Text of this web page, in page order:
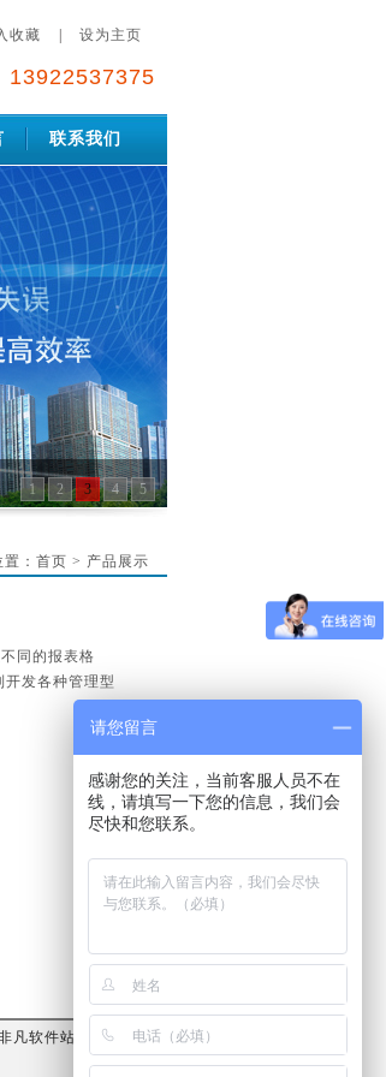
收藏 设为主页
联系我们
1
2 3 4 5
： 首页 > 产品展示
同的报表格
发各种管理型
凡软件站
华彩
请您留言
感谢您的关注，当前客服人员不在
线，请填写一下您的信息，我们会
尽快和您联系。